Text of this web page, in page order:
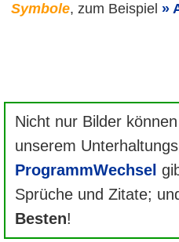
Symbole, zum Beispiel
Nicht nur Bilder
unserem
ProgrammWechsel
Sprüche und Zitate;
Besten!